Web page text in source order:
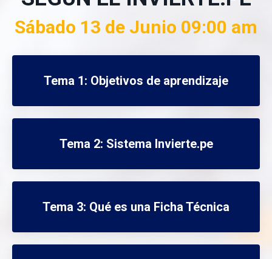
Sábado 13 de Junio 09:00 am
Tema 1: Objetivos de aprendizaje
Tema 2: Sistema Invierte.pe
Tema 3: Qué es una Ficha Técnica